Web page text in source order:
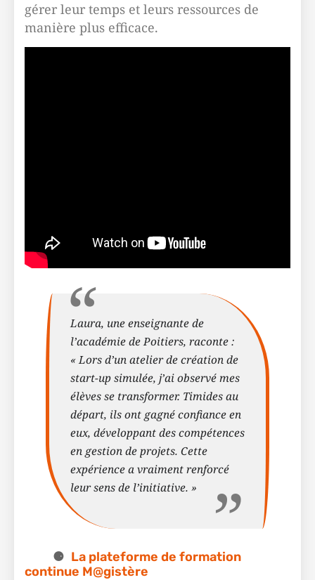
gérer leur temps et leurs ressources de
manière plus efficace.
Laura, une enseignante de
l’académie de Poitiers, raconte :
« Lors d’un atelier de création de
start-up simulée, j’ai observé mes
élèves se transformer. Timides au
départ, ils ont gagné confiance en
eux, développant des compétences
en gestion de projets. Cette
expérience a vraiment renforcé
leur sens de l’initiative. »
La plateforme de formation
continue M@gistère